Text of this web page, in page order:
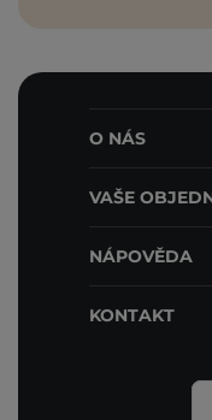
O NÁS
VAŠE
NÁPOVĚDA
KONTAKT